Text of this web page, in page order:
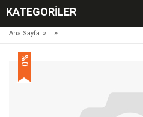
KATEGORILER
Ana Sayfa » »
%0